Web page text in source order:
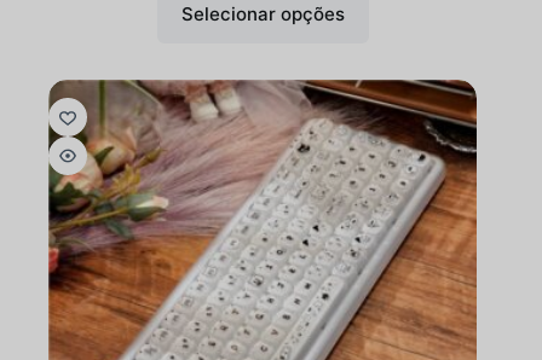
Selecionar opções